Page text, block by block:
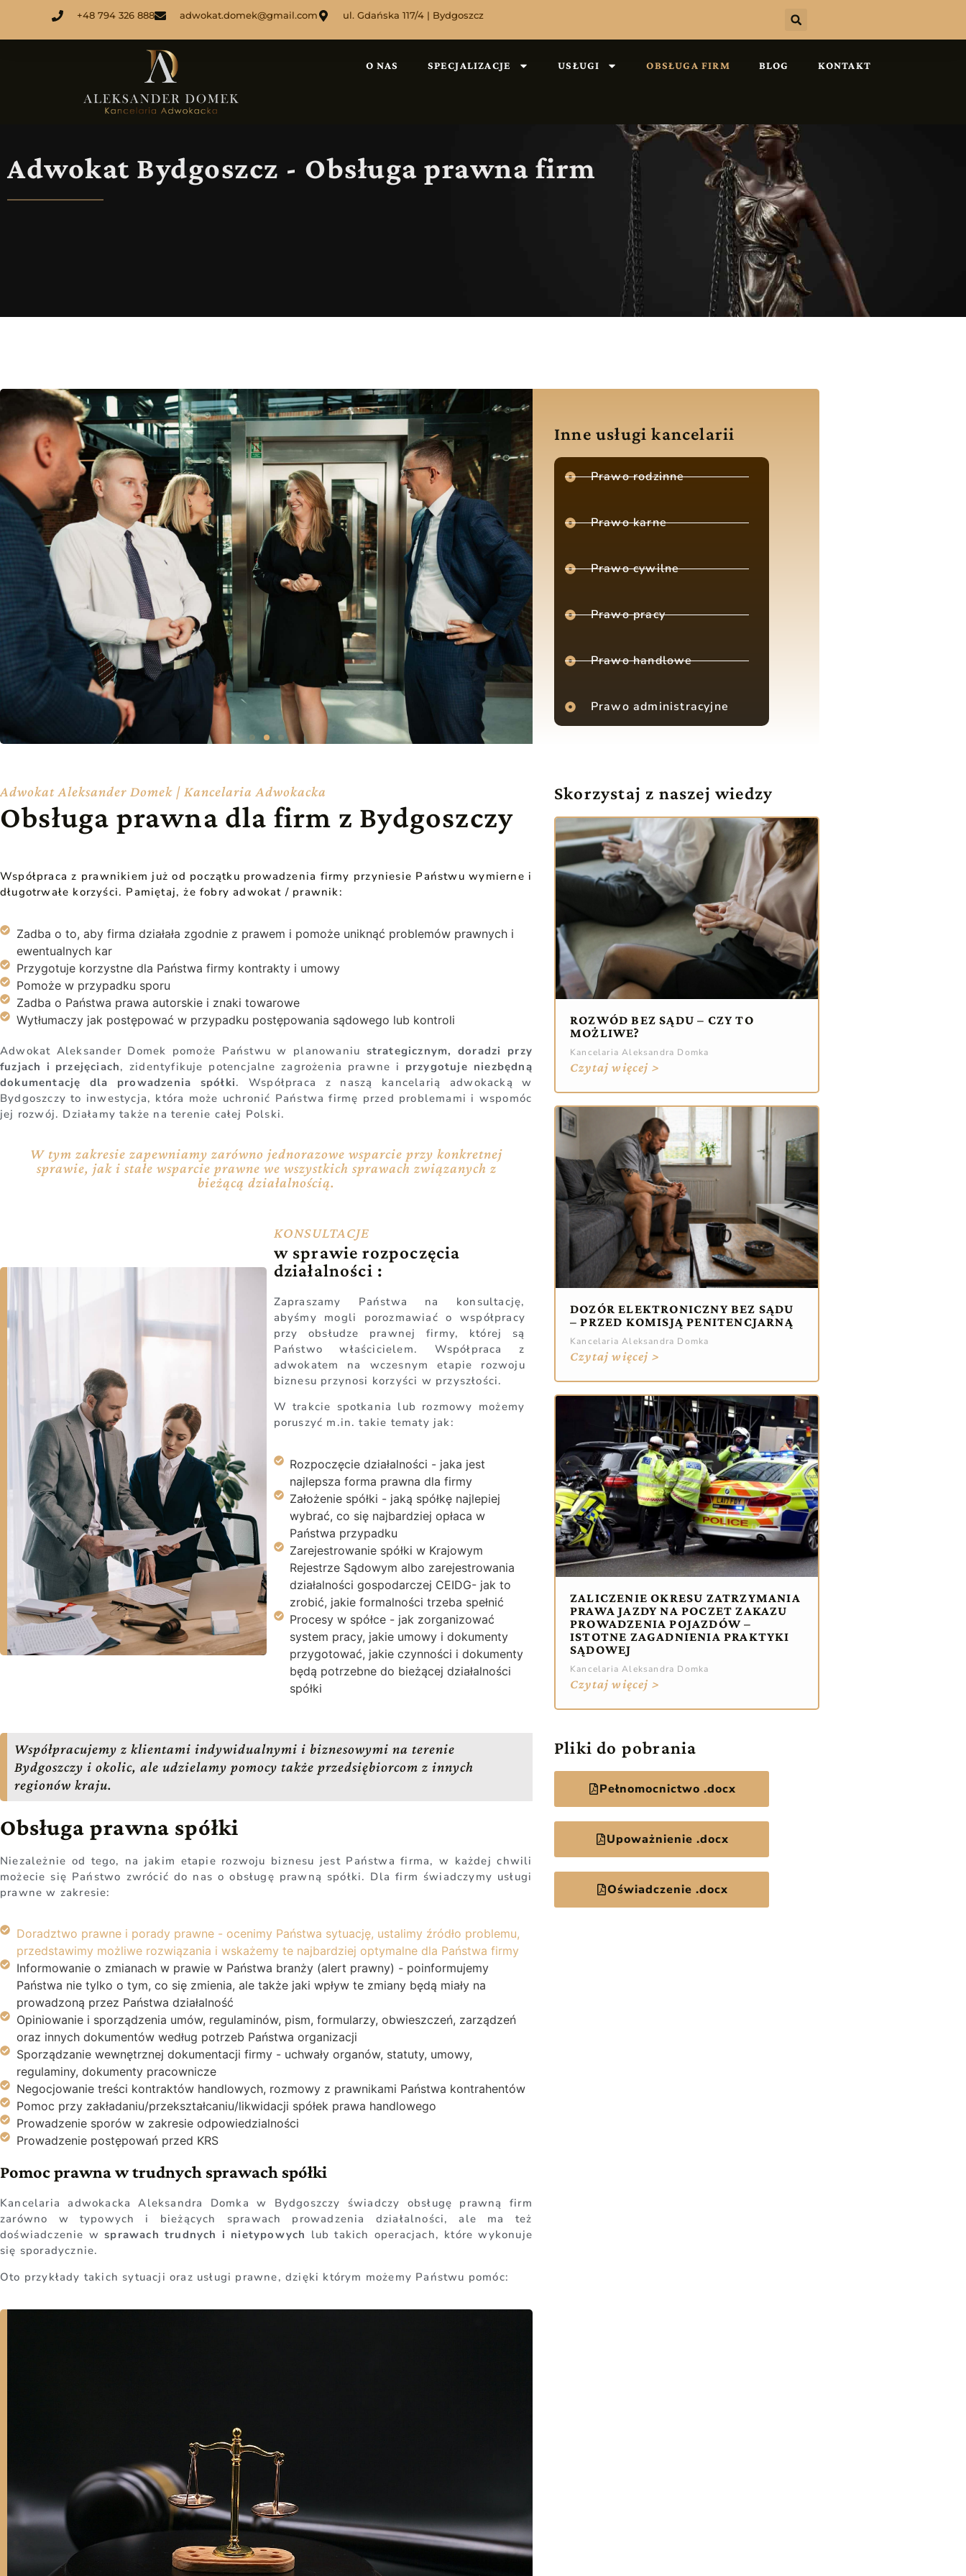
+48 794 326 888 adwokat.domek@gmail.com ul. Gdańska 117/4 | Bydgoszcz
O NAS SPECJALIZACJE USŁUGI OBSŁUGA FIRM BLOG KONTAKT
Adwokat Bydgoszcz - Obsługa prawna firm
Inne usługi kancelarii
Prawo rodzinne
Prawo karne
Prawo cywilne
Prawo pracy
Prawo handlowe
Prawo administracyjne
Adwokat Aleksander Domek | Kancelaria Adwokacka
Obsługa prawna dla firm z Bydgoszczy
Współpraca z prawnikiem już od początku prowadzenia firmy przyniesie Państwu wymierne i
długotrwałe korzyści. Pamiętaj, że fobry adwokat / prawnik:
Zadba o to, aby firma działała zgodnie z prawem i pomoże uniknąć problemów prawnych i
ewentualnych kar
Przygotuje korzystne dla Państwa firmy kontrakty i umowy
Pomoże w przypadku sporu
Zadba o Państwa prawa autorskie i znaki towarowe
Wytłumaczy jak postępować w przypadku postępowania sądowego lub kontroli
Adwokat Aleksander Domek pomoże Państwu w planowaniu strategicznym, doradzi przy
fuzjach i przejęciach, zidentyfikuje potencjalne zagrożenia prawne i przygotuje niezbędną
dokumentację dla prowadzenia spółki. Współpraca z naszą kancelarią adwokacką w
Bydgoszczy to inwestycja, która może uchronić Państwa firmę przed problemami i wspomóc
jej rozwój. Działamy także na terenie całej Polski.
W tym zakresie zapewniamy zarówno jednorazowe wsparcie przy konkretnej
sprawie, jak i stałe wsparcie prawne we wszystkich sprawach związanych z
bieżącą działalnością.
KONSULTACJE
w sprawie rozpoczęcia
działalności :
Zapraszamy Państwa na konsultację,
abyśmy mogli porozmawiać o współpracy
przy obsłudze prawnej firmy, której są
Państwo właścicielem. Współpraca z
adwokatem na wczesnym etapie rozwoju
biznesu przynosi korzyści w przyszłości.
W trakcie spotkania lub rozmowy możemy
poruszyć m.in. takie tematy jak:
Rozpoczęcie działalności - jaka jest
najlepsza forma prawna dla firmy
Założenie spółki - jaką spółkę najlepiej
wybrać, co się najbardziej opłaca w
Państwa przypadku
Zarejestrowanie spółki w Krajowym
Rejestrze Sądowym albo zarejestrowania
działalności gospodarczej CEIDG- jak to
zrobić, jakie formalności trzeba spełnić
Procesy w spółce - jak zorganizować
system pracy, jakie umowy i dokumenty
przygotować, jakie czynności i dokumenty
będą potrzebne do bieżącej działalności
spółki
Współpracujemy z klientami indywidualnymi i biznesowymi na terenie
Bydgoszczy i okolic, ale udzielamy pomocy także przedsiębiorcom z innych
regionów kraju.
Obsługa prawna spółki
Niezależnie od tego, na jakim etapie rozwoju biznesu jest Państwa firma, w każdej chwili
możecie się Państwo zwrócić do nas o obsługę prawną spółki. Dla firm świadczymy usługi
prawne w zakresie:
Doradztwo prawne i porady prawne - ocenimy Państwa sytuację, ustalimy źródło problemu,
przedstawimy możliwe rozwiązania i wskażemy te najbardziej optymalne dla Państwa firmy
Informowanie o zmianach w prawie w Państwa branży (alert prawny) - poinformujemy
Państwa nie tylko o tym, co się zmienia, ale także jaki wpływ te zmiany będą miały na
prowadzoną przez Państwa działalność
Opiniowanie i sporządzenia umów, regulaminów, pism, formularzy, obwieszczeń, zarządzeń
oraz innych dokumentów według potrzeb Państwa organizacji
Sporządzanie wewnętrznej dokumentacji firmy - uchwały organów, statuty, umowy,
regulaminy, dokumenty pracownicze
Negocjowanie treści kontraktów handlowych, rozmowy z prawnikami Państwa kontrahentów
Pomoc przy zakładaniu/przekształcaniu/likwidacji spółek prawa handlowego
Prowadzenie sporów w zakresie odpowiedzialności
Prowadzenie postępowań przed KRS
Pomoc prawna w trudnych sprawach spółki
Kancelaria adwokacka Aleksandra Domka w Bydgoszczy świadczy obsługę prawną firm
zarówno w typowych i bieżących sprawach prowadzenia działalności, ale ma też
doświadczenie wsprawach trudnych i nietypowych lub takich operacjach, które wykonuje
się sporadycznie.
Oto przykłady takich sytuacji oraz usługi prawne, dzięki którym możemy Państwu pomóc:
Skorzystaj z naszej wiedzy
ROZWÓD BEZ SĄDU – CZY TO
MOŻLIWE?
Kancelaria Aleksandra Domka
Czytaj więcej >
DOZÓR ELEKTRONICZNY BEZ SĄDU
– PRZED KOMISJĄ PENITENCJARNĄ
Kancelaria Aleksandra Domka
Czytaj więcej >
ZALICZENIE OKRESU ZATRZYMANIA
PRAWA JAZDY NA POCZET ZAKAZU
PROWADZENIA POJAZDÓW –
ISTOTNE ZAGADNIENIA PRAKTYKI
SĄDOWEJ
Kancelaria Aleksandra Domka
Czytaj więcej >
Pliki do pobrania
Pełnomocnictwo .docx
Upoważnienie .docx
Oświadczenie .docx